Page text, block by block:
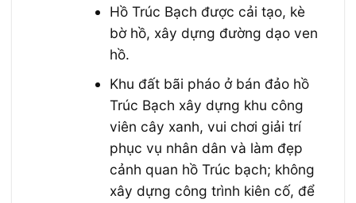
Hồ Trúc Bạch được cải tạo, kè
bờ hồ, xây dựng đường dạo ven
hồ.
Khu đất bãi pháo ở bán đảo hồ
Trúc Bạch xây dựng khu công
viên cây xanh, vui chơi giải trí
phục vụ nhân dân và làm đẹp
cảnh quan hồ Trúc bạch; không
xây dựng công trình kiên cố, để